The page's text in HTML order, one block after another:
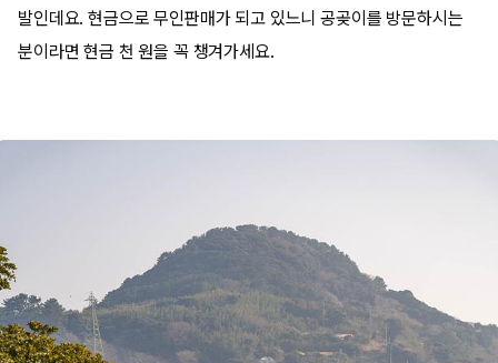
발인데요. 현금으로 무인판매가 되고 있느니 공곶이를 방문하시는
분이라면 현금 천 원을 꼭 챙겨가세요.